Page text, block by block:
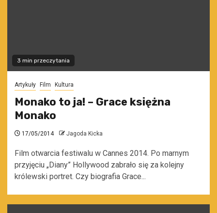
3 min przeczytania
Artykuły Film Kultura
Monako to ja! – Grace księżna
Monako
17/05/2014 Jagoda Kicka
Film otwarcia festiwalu w Cannes 2014. Po marnym
przyjęciu „Diany” Hollywood zabrało się za kolejny
królewski portret. Czy biografia Grace...